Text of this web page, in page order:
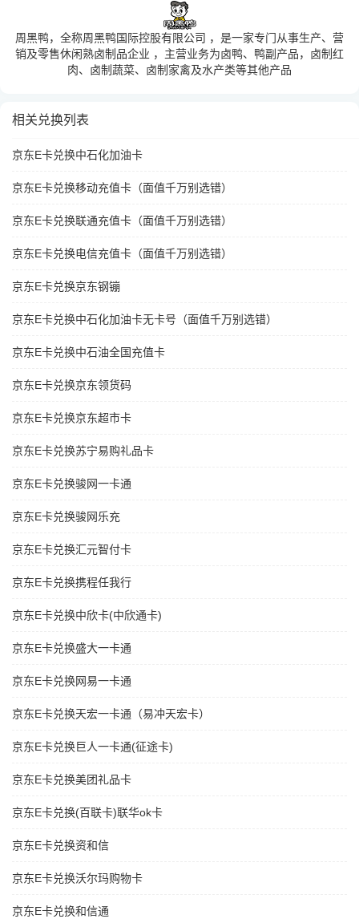
周黑鸭，全称周黑鸭国际控股有限公司 ，是一家专门从事生产、营
销及零售休闲熟卤制品企业 ，主营业务为卤鸭、鸭副产品，卤制红
肉、卤制蔬菜、卤制家禽及水产类等其他产品
相关兑换列表
京东E卡兑换中石化加油卡
京东E卡兑换移动充值卡（面值千万别选错）
京东E卡兑换联通充值卡（面值千万别选错）
京东E卡兑换电信充值卡（面值千万别选错）
京东E卡兑换京东钢镚
京东E卡兑换中石化加油卡无卡号（面值千万别选错）
京东E卡兑换中石油全国充值卡
京东E卡兑换京东领货码
京东E卡兑换京东超市卡
京东E卡兑换苏宁易购礼品卡
京东E卡兑换骏网一卡通
京东E卡兑换骏网乐充
京东E卡兑换汇元智付卡
京东E卡兑换携程任我行
京东E卡兑换中欣卡(中欣通卡)
京东E卡兑换盛大一卡通
京东E卡兑换网易一卡通
京东E卡兑换天宏一卡通（易冲天宏卡）
京东E卡兑换巨人一卡通(征途卡)
京东E卡兑换美团礼品卡
京东E卡兑换(百联卡)联华ok卡
京东E卡兑换资和信
京东E卡兑换沃尔玛购物卡
京东E卡兑换和信通